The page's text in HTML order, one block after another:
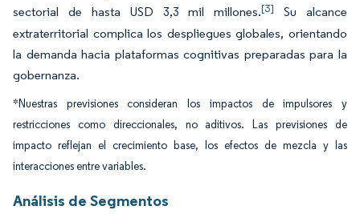
sectorial de hasta USD 3,3 mil millones.[3]
Su alcance
extraterritorial complica los despliegues globales, orientando
la demanda hacia plataformas cognitivas preparadas para la
gobernanza.
*Nuestras previsiones consideran los impactos de impulsores y
restricciones como direccionales, no aditivos. Las previsiones de
impacto reflejan el crecimiento base, los efectos de mezcla y las
interacciones entre variables.
Análisis de Segmentos